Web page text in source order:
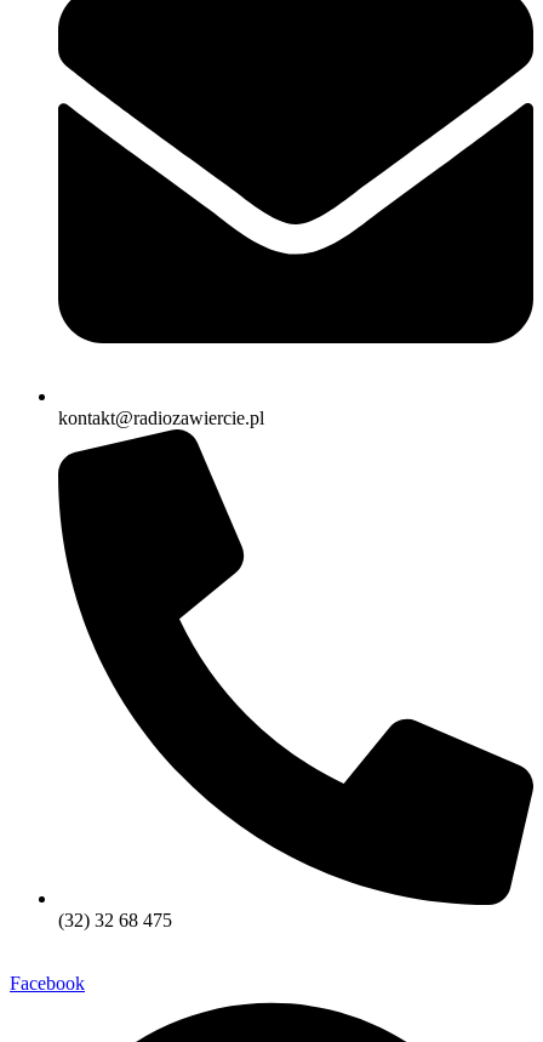
kontakt@radiozawiercie.pl
(32) 32 68 475
Facebook